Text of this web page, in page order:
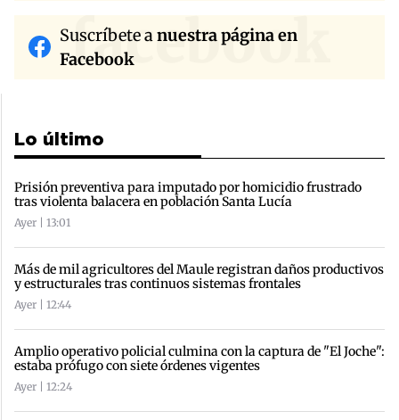
facebook
Suscríbete anuestra página en
Facebook
Lo último
Prisión preventiva para imputado por homicidio frustrado
tras violenta balacera en población Santa Lucía
Ayer | 13:01
Más de mil agricultores del Maule registran daños productivos
y estructurales tras continuos sistemas frontales
Ayer | 12:44
Amplio operativo policial culmina con la captura de "El Joche":
estaba prófugo con siete órdenes vigentes
Ayer | 12:24